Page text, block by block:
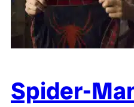
Spider-